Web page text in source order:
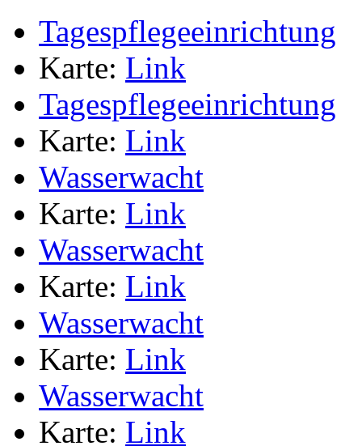
Tagespflegeeinrichtung
Karte: Link
Tagespflegeeinrichtung
Karte: Link
Wasserwacht
Karte: Link
Wasserwacht
Karte: Link
Wasserwacht
Karte: Link
Wasserwacht
Karte: Link